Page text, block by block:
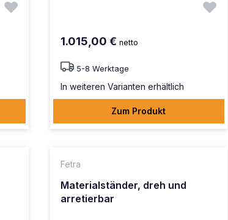
1.015,00 €netto
5-8 Werktage
In weiteren Varianten erhältlich
Zum Produkt
Fetra
Materialständer, dreh und
arretierbar